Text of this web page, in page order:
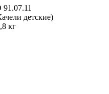
детские)
кг